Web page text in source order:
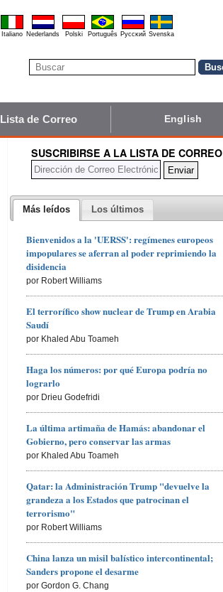
Italiano Nederlands Polski Português Pyccĸий Svenska
Lista de Correo English
SUSCRIBIRSE A LA LISTA DE CORREO
Más leídos Los últimos
Bienvenidos a la 'UERSS': regímenes europeos
impopulares se aferran al poder reprimiendo la
disidencia
por Robert Williams
El terrorífico show nuclear de Trump en Arabia
Saudí
por Khaled Abu Toameh
Haga los números: por qué Europa podría no
lograrlo
por Drieu Godefridi
La última artimaña de Hamás: abandonar el
Gobierno, pero conservar las armas
por Khaled Abu Toameh
Qatar: la Administración Trump "devuelve la
grandeza a los Estados que patrocinan el
terrorismo"
por Robert Williams
China lanza un misil balístico intercontinental;
Sanders propone el desarme
por Gordon G. Chang